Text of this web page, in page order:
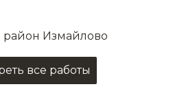
все работы